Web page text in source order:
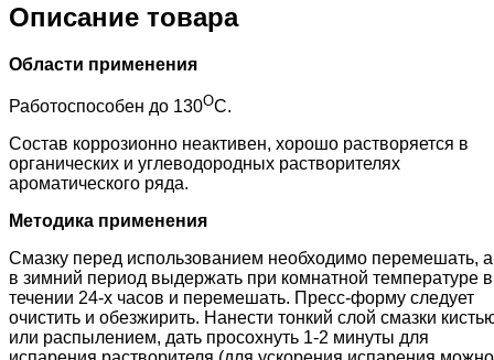
П-120-
Описание товара
Области применения
Работоспособен до 130ОС.
Состав коррозионно неактивен, хорошо растворяется в
органических и углеводородных растворителях
ароматического ряда.
Методика применения
Смазку перед использованием необходимо перемешать, а
в зимний период выдержать при комнатной температуре в
течении 24-х часов и перемешать. Пресс-форму следует
очистить и обезжирить. Нанести тонкий слой смазки
или распылением, дать просохнуть 1-2 минуты для